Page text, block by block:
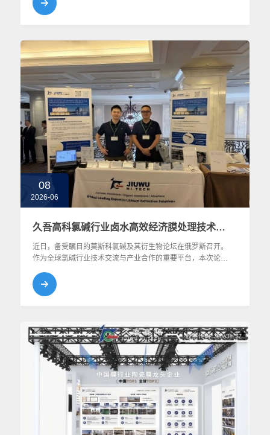
08
2026-06
久吾高科氯碱行业卤水高效经济膜处理技术亮相俄罗斯
近日，备受瞩目的莫斯科氯碱及其衍生物论坛在俄罗斯召开。
作为全球氯碱行业技术交流与产业合作的重要平台，本次论坛
商与技术专家。